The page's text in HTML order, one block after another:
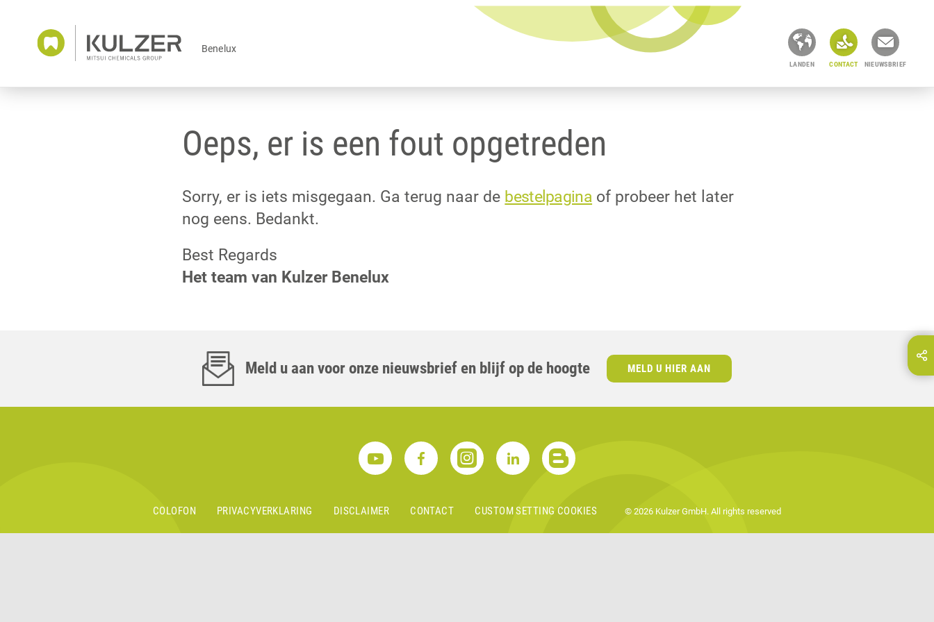
Benelux
LANDEN CONTACT NIEUWSBRIEF
Oeps, er is een fout opgetreden
Sorry, er is iets misgegaan. Ga terug naar de bestelpagina of probeer het later
nog eens. Bedankt.
Best Regards
Het team van Kulzer Benelux
Deel deze pagina via...
Meld u aan voor onze nieuwsbrief en blijf op de hoogte MELD U HIER AAN
COLOFON PRIVACYVERKLARING DISCLAIMER CONTACT CUSTOM SETTING COOKIES © 2026 Kulzer GmbH. All rights reserved